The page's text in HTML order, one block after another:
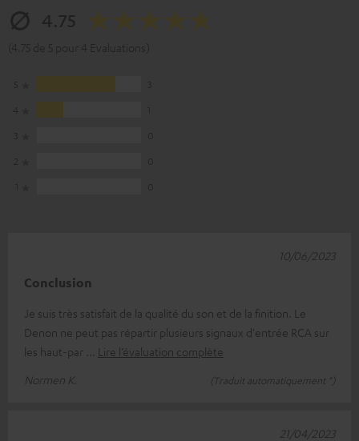
Conclusion
Je suis très satisfait de la qualité du son et de la finition. Le
Denon ne peut pas répartir plusieurs signaux d'entrée RCA sur
les haut-par
Lire l’évaluation complète
Normen K.
(Traduit automatiquement *)
10/06/2023
21/04/2023